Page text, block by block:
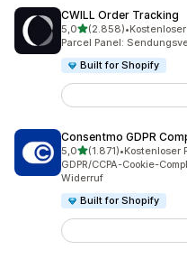
CWILL Order Tracking
5,0von 5 Sternen
(2.858)
2858 Rezensionen
•
Parcel Panel:
Built for Shopify
Consentmo GDPR
5,0von 5 Sternen
(1.871)
1871 Rezensionen
•Kostenloser
GDPR/CCPA-Cookie-
Widerruf
Built for Shopify